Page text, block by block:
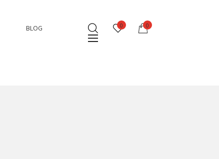
BLOG 0 0